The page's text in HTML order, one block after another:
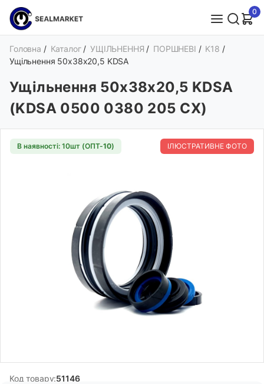
0
Головна / Каталог /УЩІЛЬНЕННЯ / ПОРШНЕВІ / K18 /
Ущільнення 50х38х20,5 KDSA
Ущільнення 50х38х20,5 KDSA
(KDSA 0500 0380 205 CX)
В наявності: 10шт (ОПТ-10) ІЛЮСТРАТИВНЕ ФОТО
Код товару:51146